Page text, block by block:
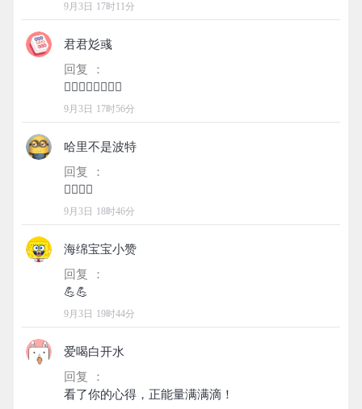
9月3日 17时11分
君君彣彧
回复 ：
9月3日 17时56分
哈里不是波特
回复 ：
9月3日 18时46分
海绵宝宝小赞
回复 ：
9月3日 19时44分
爱喝白开水
回复 ：